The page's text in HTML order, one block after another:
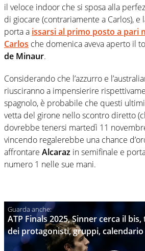
il veloce indoor che si sposa alla
di giocare (contrariamente a Carlos),
porta a issarsi al primo posto a pari
Carlos che domenica aveva aperto il
de Minaur.
Considerando che l’azzurro e
riusciranno a impensierire
spagnolo, è probabile che questi
vetta del girone nello scontro diretto
dovrebbe tenersi martedì 11
vincendo regalerebbe una chance
affrontare Alcaraz in semifinale e
numero 1 nelle sue mani.
ATP Finals 2025, Sinner cerca il
dei protagonisti, gruppi,